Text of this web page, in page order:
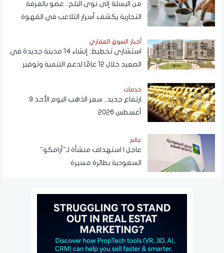
من البسلة إلى نوى البلح.. عضو بالغرفة
التجارية يكشف أسرار التلاعب في القهوة
أخبار السوق العقاري
استشاري تخطيط: إنشاء 14 مدينة جديدة في
الصعيد خلال 12 عامًا لدعم التنمية وتوفير
خدمات
ارتفاع جديد.. سعر الذهب اليوم الأحد 9
أغسطس 2026
عالم
عاجل | استهداف منشأة لـ"أرامكو"
السعودية بطائرة مسيرة